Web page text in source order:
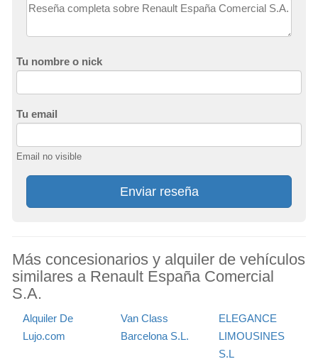
Tu nombre o nick
Tu email
Email no visible
Enviar reseña
Más concesionarios y alquiler de vehículos
similares a Renault España Comercial
S.A.
Alquiler De
Lujo.com
Van Class
Barcelona S.L.
ELEGANCE
LIMOUSINES
S.L